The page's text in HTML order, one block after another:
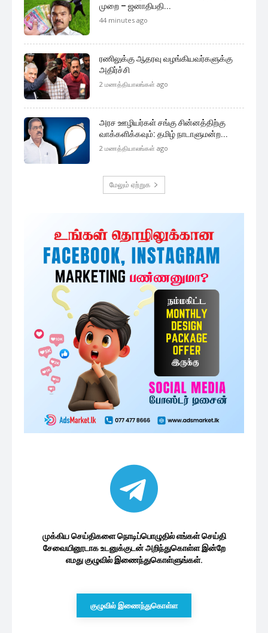
முறை – ஜனாதிபதி...
44 minutes ago
ரணிலுக்கு ஆதரவு வழங்கியவர்களுக்கு
அதிர்ச்சி
2 மணத்தியாலங்கள் ago
அரச ஊழியர்கள் சங்கு சின்னத்திற்கு
வாக்களிக்கவும்: தமிழ் நாடாளுமன்ற...
2 மணத்தியாலங்கள் ago
மேலும் ஏற்றுக
முக்கிய செய்திகளை நொடிப்பொழுதில் எங்கள் செய்தி
சேவையினூடாக உடனுக்குடன் அறிந்துகொள்ள இன்றே
எமது குழுவில் இணைந்துகொள்ளுங்கள்.
குழுவில் இணைந்துகொள்ள